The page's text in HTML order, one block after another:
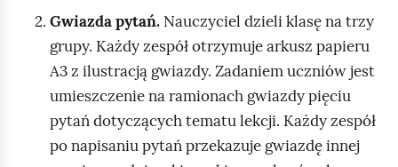
Gwiazda pytań. Nauczyciel dzieli klasę na trzy
grupy. Każdy zespół otrzymuje arkusz papieru
A3 z ilustracją gwiazdy. Zadaniem uczniów jest
umieszczenie na ramionach gwiazdy pięciu
pytań dotyczących tematu lekcji. Każdy zespół
po napisaniu pytań przekazuje gwiazdę innej